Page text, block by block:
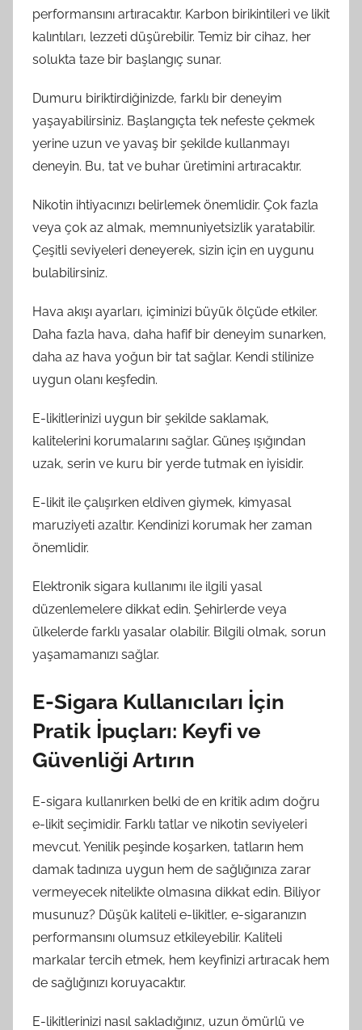
performansını artıracaktır. Karbon birikintileri ve likit
kalıntıları, lezzeti düşürebilir. Temiz bir cihaz, her
solukta taze bir başlangıç sunar.
Dumuru biriktirdiğinizde, farklı bir deneyim
yaşayabilirsiniz. Başlangıçta tek nefeste çekmek
yerine uzun ve yavaş bir şekilde kullanmayı
deneyin. Bu, tat ve buhar üretimini artıracaktır.
Nikotin ihtiyacınızı belirlemek önemlidir. Çok fazla
veya çok az almak, memnuniyetsizlik yaratabilir.
Çeşitli seviyeleri deneyerek, sizin için en uygunu
bulabilirsiniz.
Hava akışı ayarları, içiminizi büyük ölçüde etkiler.
Daha fazla hava, daha hafif bir deneyim sunarken,
daha az hava yoğun bir tat sağlar. Kendi stilinize
uygun olanı keşfedin.
E-likitlerinizi uygun bir şekilde saklamak,
kalitelerini korumalarını sağlar. Güneş ışığından
uzak, serin ve kuru bir yerde tutmak en iyisidir.
E-likit ile çalışırken eldiven giymek, kimyasal
maruziyeti azaltır. Kendinizi korumak her zaman
önemlidir.
Elektronik sigara kullanımı ile ilgili yasal
düzenlemelere dikkat edin. Şehirlerde veya
ülkelerde farklı yasalar olabilir. Bilgili olmak, sorun
yaşamamanızı sağlar.
E-Sigara Kullanıcıları İçin
Pratik İpuçları: Keyfi ve
Güvenliği Artırın
E-sigara kullanırken belki de en kritik adım doğru
e-likit seçimidir. Farklı tatlar ve nikotin seviyeleri
mevcut. Yenilik peşinde koşarken, tatların hem
damak tadınıza uygun hem de sağlığınıza zarar
vermeyecek nitelikte olmasına dikkat edin. Biliyor
musunuz? Düşük kaliteli e-likitler, e-sigaranızın
performansını olumsuz etkileyebilir. Kaliteli
markalar tercih etmek, hem keyfinizi artıracak hem
de sağlığınızı koruyacaktır.
E-likitlerinizi nasıl sakladığınız, uzun ömürlü ve